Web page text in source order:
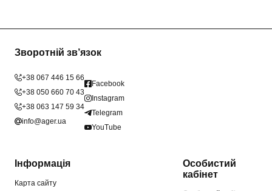
Зворотній зв’язок
+38 067 446 15 66
+38 050 660 70 43
+38 063 147 59 34
info@ager.ua
Facebook
Instagram
Telegram
YouTube
Інформація
Карта сайту
Особистий
кабінет